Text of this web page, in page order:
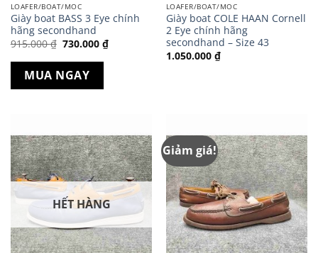
LOAFER/BOAT/MOC
Giày boat BASS 3 Eye chính
hãng secondhand
915.000₫ Giá
gốc
là:
915.000 ₫.
730.000 ₫Giá
hiện
MUA NGAY
LOAFER/BOAT/MOC
Giày boat COLE HAAN Cornell
2 Eye chính hãng
secondhand – Size 43
1.050.000 ₫
HẾT HÀNG
Giảm giá!